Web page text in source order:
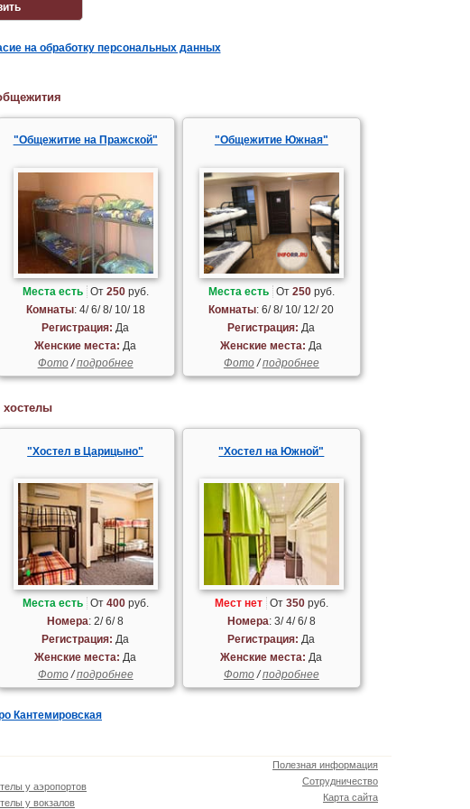
на обработку персональных данных
"Общежитие на Пражской"
Места есть От 250руб.
Комнаты: 4/ 6/ 8/ 10/ 18
Регистрация: Да
Женские места: Да
Фото/подробнее
"Общежитие Южная"
Места есть От 250руб.
Комнаты: 6/ 8/ 10/ 12/ 20
Регистрация: Да
Женские места: Да
Фото/подробнее
"Хостел в Царицыно"
Места есть От 400руб.
Номера: 2/ 6/ 8
Регистрация: Да
Женские места: Да
Фото/подробнее
"Хостел на Южной"
Мест нет От 350руб.
Номера: 3/ 4/ 6/ 8
Регистрация: Да
Женские места: Да
Фото/подробнее
Кантемировская
у аэропортов
у вокзалов
Полезная информация
Сотрудничество
Карта сайта